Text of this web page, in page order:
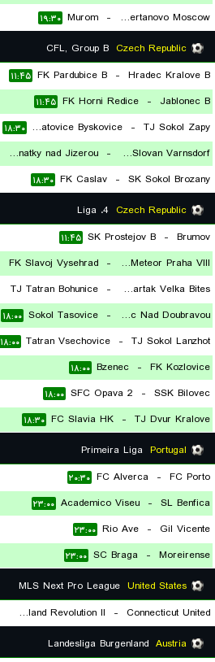
۱۸:۰۰
Chertanovo Moscow
-
Murom ۱۹:۳۰
Czech Republic
Hradec Kralove B
-
FK Pardubice B ۱۱:۴۵
Jablonec B
-
FK Horni Redice ۱۱:۴۵
TJ Sokol Zapy
-
Neratovice Byskovice ۱۸:۳۰
SK Slovan Varnsdorf
-
SK Benatky nad Jizerou
۱۸:۳۰
SK Sokol Brozany
-
FK Caslav ۱۸:۳۰
Czech Republic
Brumov
-
SK Prostejov B ۱۱:۴۵
FK Meteor Praha VIII
-
FK Slavoj Vysehrad
۱۱:۴۵
FC Spartak Velka Bites
-
TJ Tatran Bohunice
۱۸:۰۰
SK Zdirec Nad Doubravou
-
Sokol Tasovice ۱۸:۰۰
TJ Sokol Lanzhot
-
Tatran Vsechovice ۱۸:۰۰
FK Kozlovice
-
Bzenec ۱۸:۰۰
SSK Bilovec
-
SFC Opava 2 ۱۸:۰۰
TJ Dvur Kralove
-
FC Slavia HK ۱۸:۳۰
Portugal
FC Porto
-
FC Alverca ۲۰:۳۰
SL Benfica
-
Academico Viseu ۲۳:۰۰
Gil Vicente
-
Rio Ave ۲۳:۰۰
Moreirense
-
SC Braga ۲۳:۰۰
United States
Connecticut United
-
New England Revolution II
۲۳:۳۰Austria